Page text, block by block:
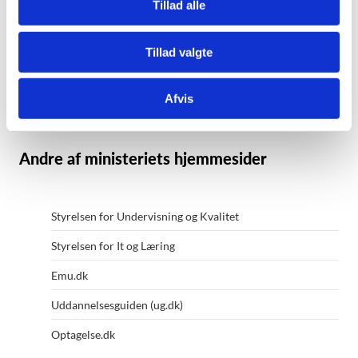
Tillad alle
Tillad valgte
Afvis
Undervisningsministeriet
Frederiksholms Kanal 21
1220 København K
Andre af ministeriets hjemmesider
Styrelsen for Undervisning og Kvalitet
Styrelsen for It og Læring
Emu.dk
Uddannelsesguiden (ug.dk)
Optagelse.dk